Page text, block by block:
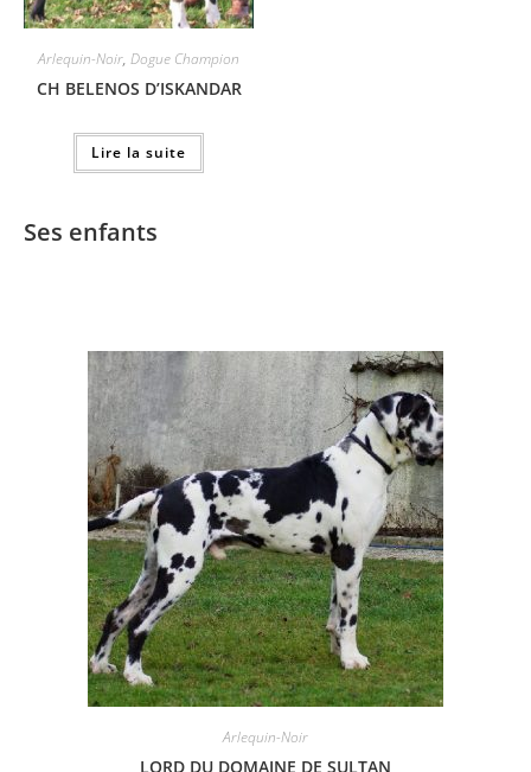
Arlequin-Noir, Dogue Champion
CH BELENOS D’ISKANDAR
Lire la suite
Ses enfants
Arlequin-Noir
LORD DU DOMAINE DE SULTAN